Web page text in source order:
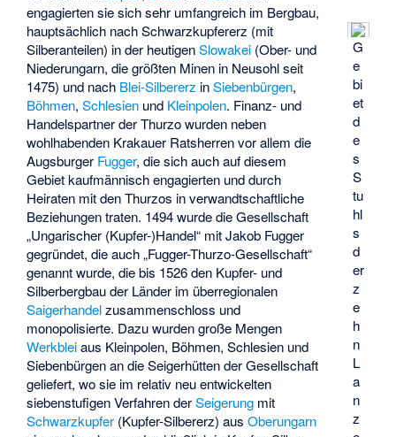
G
e
bi
et
d
e
s
S
tu
hl
s
d
er
z
e
h
n
L
a
n
z
engagierten sie sich sehr umfangreich im Bergbau,
hauptsächlich nachSchwarzkupfererz (mit
Silberanteilen) in der heutigenSlowakei (Ober- und
Niederungarn, die größten Minen in Neusohl seit
1475) und nach Blei-Silbererz inSiebenbürgen,
Böhmen,Schlesien und Kleinpolen. Finanz- und
Handelspartner der Thurzo wurden neben
wohlhabenden Krakauer Ratsherren vor allem die
Augsburger Fugger, die sich auch auf diesem
Gebiet kaufmännisch engagierten und durch
Heiraten mit den Thurzos in verwandtschaftliche
Beziehungen traten. 1494 wurde die Gesellschaft
„Ungarischer (Kupfer-)Handel“ mit Jakob Fugger
gegründet, die auch „Fugger-Thurzo-Gesellschaft“
genannt wurde, die bis 1526 den Kupfer- und
Silberbergbau der Länder im überregionalen
Saigerhandelzusammenschloss und
monopolisierte. Dazu wurden große Mengen
Werkbleiaus Kleinpolen, Böhmen, Schlesien und
Siebenbürgen an dieSeigerhüttender Gesellschaft
geliefert, wo sie im relativ neu entwickelten
siebenstufigen Verfahren derSeigerung mit
Schwarzkupfer (Kupfer-Silbererz) ausOberungarn